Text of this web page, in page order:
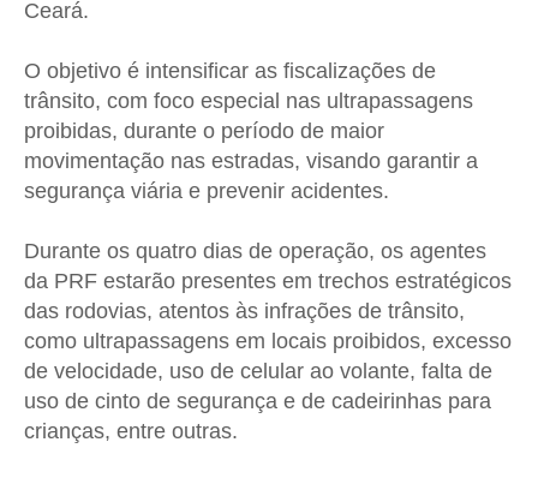
Ceará.
O objetivo é intensificar as fiscalizações de
trânsito, com foco especial nas ultrapassagens
proibidas, durante o período de maior
movimentação nas estradas, visando garantir a
segurança viária e prevenir acidentes.
Durante os quatro dias de operação, os agentes
da PRF estarão presentes em trechos estratégicos
das rodovias, atentos às infrações de trânsito,
como ultrapassagens em locais proibidos, excesso
de velocidade, uso de celular ao volante, falta de
uso de cinto de segurança e de cadeirinhas para
crianças, entre outras.